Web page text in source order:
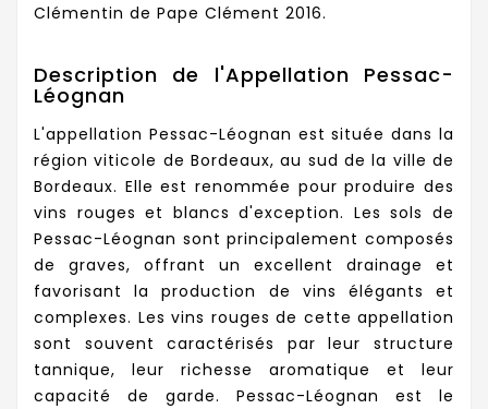
Clémentin de Pape Clément 2016.
Description de l'Appellation Pessac-
Léognan
L'appellation Pessac-Léognan est située dans la
région viticole de Bordeaux, au sud de la ville de
Bordeaux. Elle est renommée pour produire des
vins rouges et blancs d'exception. Les sols de
Pessac-Léognan sont principalement composés
de graves, offrant un excellent drainage et
favorisant la production de vins élégants et
complexes. Les vins rouges de cette appellation
sont souvent caractérisés par leur structure
tannique, leur richesse aromatique et leur
capacité de garde. Pessac-Léognan est le